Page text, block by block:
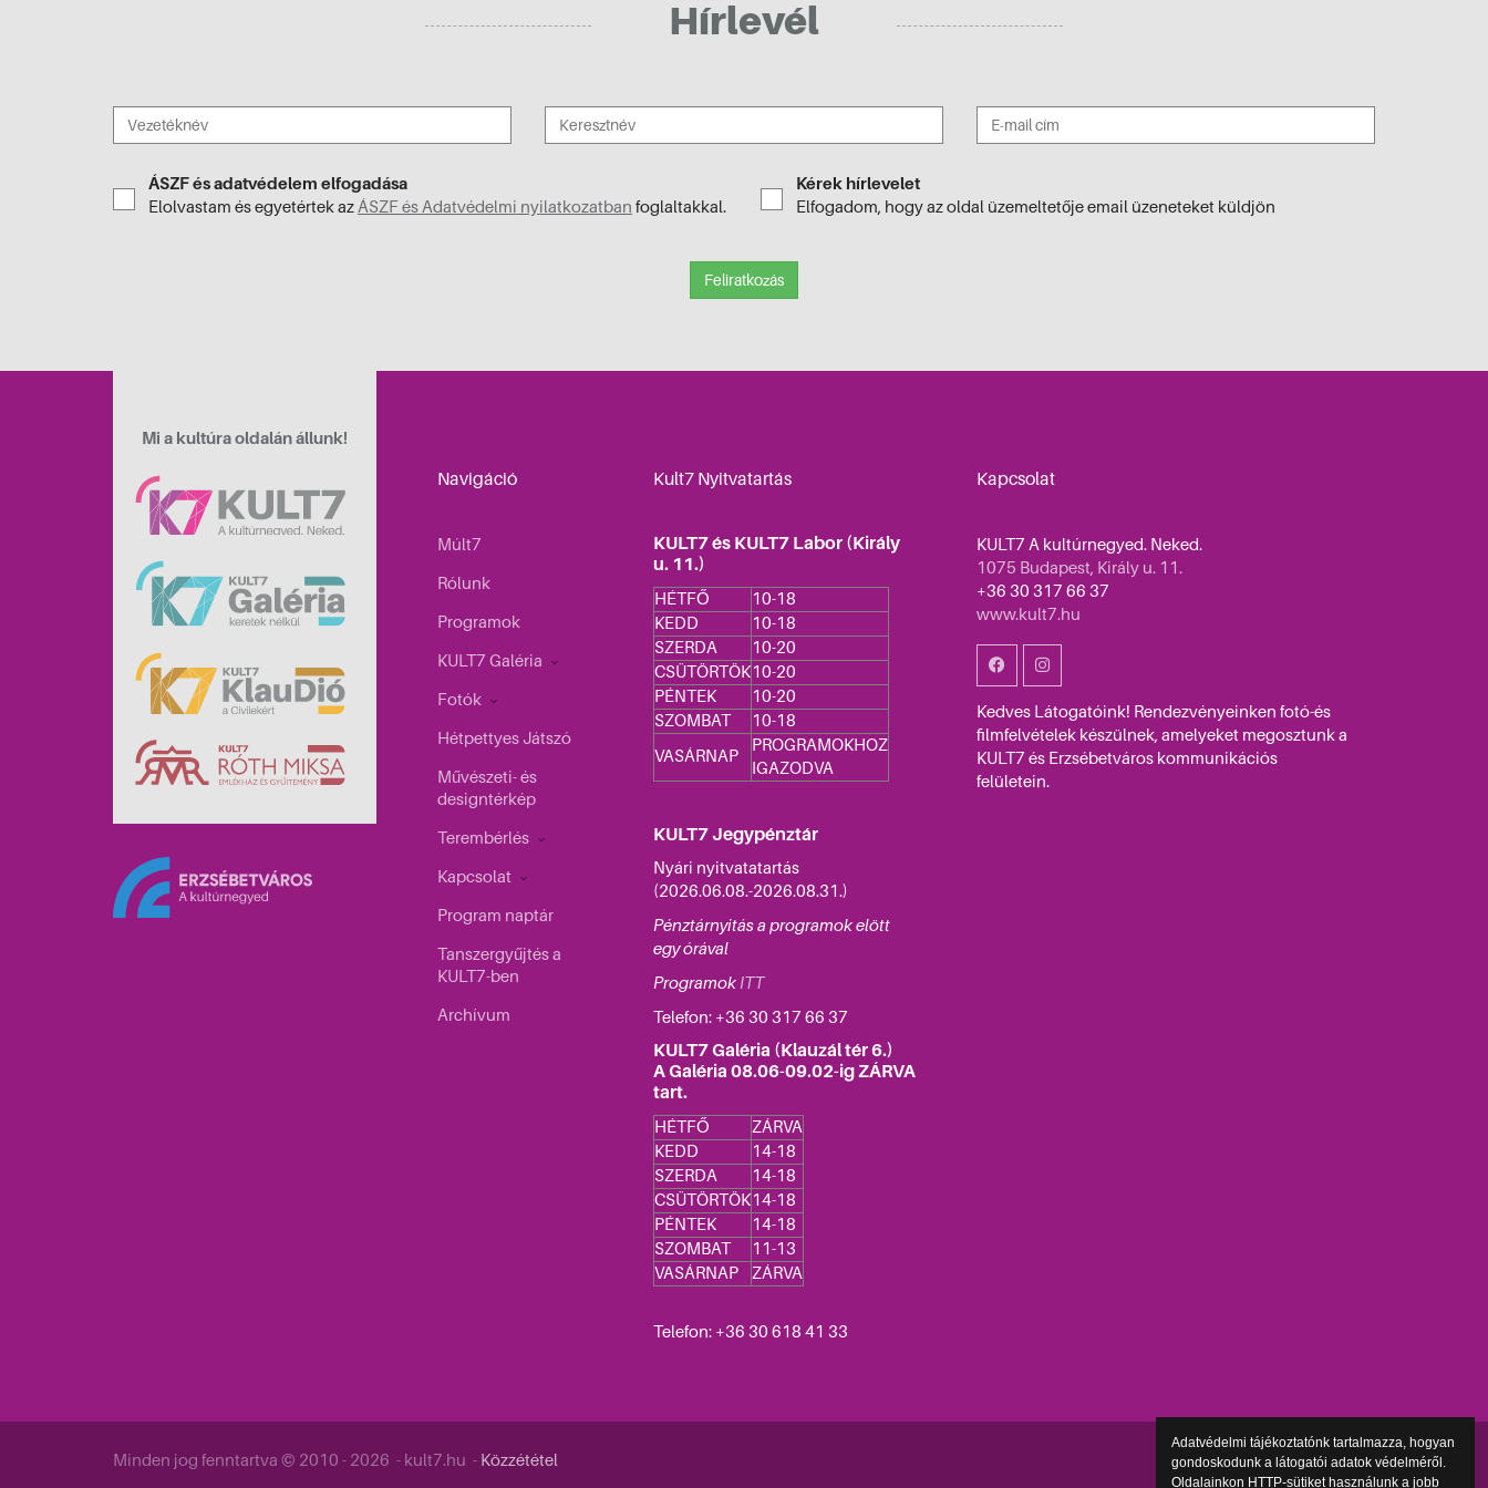
Adatvédelmi tájékoztatónk tartalmazza, hogyan
gondoskodunk a látogatói adatok védelméről.
Oldalainkon HTTP-sütiket használunk a jobb
Hírlevél
ÁSZF és adatvédelem elfogadása
Elolvastam és egyetértek az ÁSZF és Adatvédelmi nyilatkozatban foglaltakkal.
Kérek hírlevelet
Elfogadom, hogy az oldal üzemeltetője email üzeneteket küldjön
Feliratkozás
Mi a kultúra oldalán állunk!
Navigáció
Múlt7
Rólunk
Programok
KULT7 Galéria
Fotók
Hétpettyes Játszó
Művészeti- és
designtérkép
Terembérlés
Kapcsolat
Program naptár
Tanszergyűjtés a
KULT7-ben
Archívum
Kult7 Nyitvatartás
KULT7 és KULT7 Labor (Király
u. 11.)
HÉTFŐ
10-18
KEDD
10-18
SZERDA
10-20
CSÜTÖRTÖK 10-20
PÉNTEK
10-20
SZOMBAT
10-18
VASÁRNAP
PROGRAMOKHOZ
IGAZODVA
KULT7 Jegypénztár
Nyári nyitvatatartás
(2026.06.08.-2026.08.31.)
Pénztárnyitás a programok elött
egy órával
Programok ITT
Telefon: +36 30 317 66 37
KULT7 Galéria (Klauzál tér 6.)
A Galéria 08.06-09.02-ig ZÁRVA
tart.
HÉTFŐ
ZÁRVA
KEDD
14-18
SZERDA
14-18
CSÜTÖRTÖK 14-18
PÉNTEK
14-18
SZOMBAT
11-13
VASÁRNAP
ZÁRVA
Telefon: +36 30 618 41 33
Kapcsolat
KULT7 A kultúrnegyed. Neked.
1075 Budapest, Király u. 11.
+36 30 317 66 37
www.kult7.hu
Kedves Látogatóink! Rendezvényeinken fotó-és
filmfelvételek készülnek, amelyeket megosztunk a
KULT7 és Erzsébetváros kommunikációs
felületein.
Minden jog fenntartva © 2010 - 2026 - kult7.hu - Közzététel